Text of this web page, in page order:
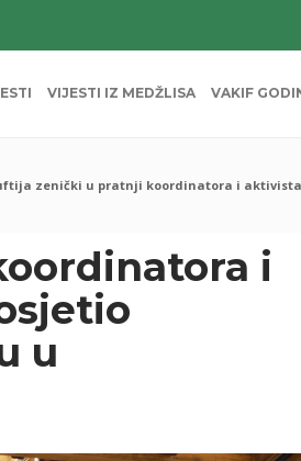
VIJESTI IZ MEDŽLISA VAKIF
zenički u pratnji koordinatora i aktivista
i
u